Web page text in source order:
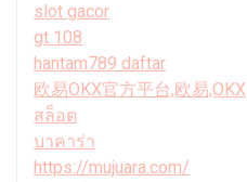
slot gacor
gt 108
hantam789 daftar
欧易OKX官方平台,欧易,OKX
สล็อต
บาคาร่า
https://mujuara.com/